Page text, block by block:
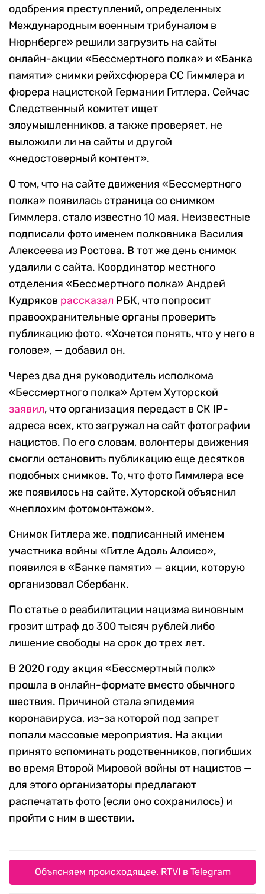
одобрения преступлений, определенных
Международным военным трибуналом в
Нюрнберге» решили загрузить на сайты
онлайн-акции «Бессмертного полка» и «Банка
памяти» снимки рейхсфюрера СС Гиммлера и
фюрера нацистской Германии Гитлера. Сейчас
Следственный комитет ищет
злоумышленников, а также проверяет, не
выложили ли на сайты и другой
«недостоверный контент».
О том, что на сайте движения «Бессмертного
полка» появилась страница со снимком
Гиммлера, стало известно 10 мая. Неизвестные
подписали фото именем полковника Василия
Алексеева из Ростова. В тот же день снимок
удалили с сайта. Координатор местного
отделения «Бессмертного полка» Андрей
Кудряков рассказал РБК, что попросит
правоохранительные органы проверить
публикацию фото. «Хочется понять, что у него в
голове», — добавил он.
Через два дня руководитель исполкома
«Бессмертного полка» Артем Хуторской
заявил, что организация передаст в СК IP-
адреса всех, кто загружал на сайт фотографии
нацистов. По его словам, волонтеры движения
смогли остановить публикацию еще десятков
подобных снимков. То, что фото Гиммлера все
же появилось на сайте, Хуторской объяснил
«неплохим фотомонтажом».
Снимок Гитлера же, подписанный именем
участника войны «Гитле Адоль Алоисо»,
появился в «Банке памяти» — акции, которую
организовал Сбербанк.
По статье о реабилитации нацизма виновным
грозит штраф до 300 тысяч рублей либо
лишение свободы на срок до трех лет.
В 2020 году акция «Бессмертный полк»
прошла в онлайн-формате вместо обычного
шествия. Причиной стала эпидемия
коронавируса, из-за которой под запрет
попали массовые мероприятия. На акции
принято вспоминать родственников, погибших
во время Второй Мировой войны от нацистов —
для этого организаторы предлагают
распечатать фото (если оно сохранилось) и
пройти с ним в шествии.
Объясняем происходящее. RTVI в Telegram